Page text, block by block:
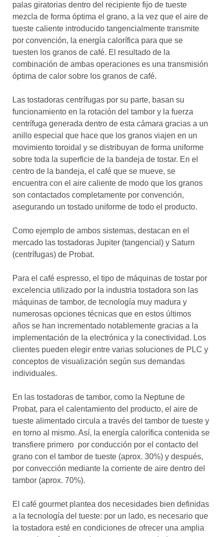
palas giratorias dentro del recipiente fijo de tueste
mezcla de forma óptima el grano, a la vez que el aire de
tueste caliente introducido tangencialmente transmite
por convención, la energía calorífica para que se
tuesten los granos de café. El resultado de la
combinación de ambas operaciones es una transmisión
óptima de calor sobre los granos de café.
Las tostadoras centrífugas por su parte, basan su
funcionamiento en la rotación del tambor y la fuerza
centrífuga generada dentro de esta cámara gracias a un
anillo especial que hace que los granos viajen en un
movimiento toroidal y se distribuyan de forma uniforme
sobre toda la superficie de la bandeja de tostar. En el
centro de la bandeja, el café que se mueve, se
encuentra con el aire caliente de modo que los granos
son contactados completamente por convención,
asegurando un tostado uniforme de todo el producto.
Como ejemplo de ambos sistemas, destacan en el
mercado las tostadoras Jupiter (tangencial) y Saturn
(centrífugas) de Probat.
Para el café espresso, el tipo de máquinas de tostar por
excelencia utilizado por la industria tostadora son las
máquinas de tambor, de tecnología muy madura y
numerosas opciones técnicas que en estos últimos
años se han incrementado notablemente gracias a la
implementación de la electrónica y la conectividad. Los
clientes pueden elegir entre varias soluciones de PLC y
conceptos de visualización según sus demandas
individuales.
En las tostadoras de tambor, como la Neptune de
Probat, para el calentamiento del producto, el aire de
tueste alimentado circula a través del tambor de tueste y
en torno al mismo. Así, la energía calorífica contenida se
transfiere primero por conducción por el contacto del
grano con el tambor de tueste (aprox. 30%) y después,
por convección mediante la corriente de aire dentro del
tambor (aprox. 70%).
El café gourmet plantea dos necesidades bien definidas
a la tecnología del tueste: por un lado, es necesario que
la tostadora esté en condiciones de ofrecer una amplia